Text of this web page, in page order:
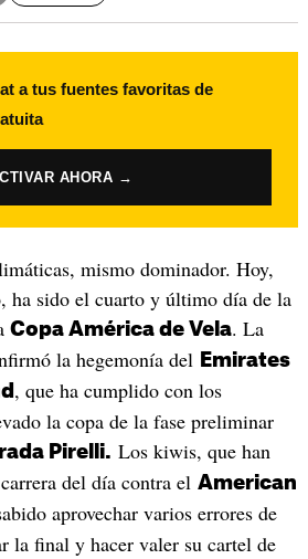
a tus fuentes favoritas de
AHORA →
mismo dominador. Hoy,
ha sido el cuarto y último día de la
Copa América de Vela. La
la hegemonía del Emirates
, que ha cumplido con los
la copa de la fase preliminar
Pirelli. Los kiwis, que han
del día contra el American
aprovechar varios errores de
la final y hacer valer su cartel de